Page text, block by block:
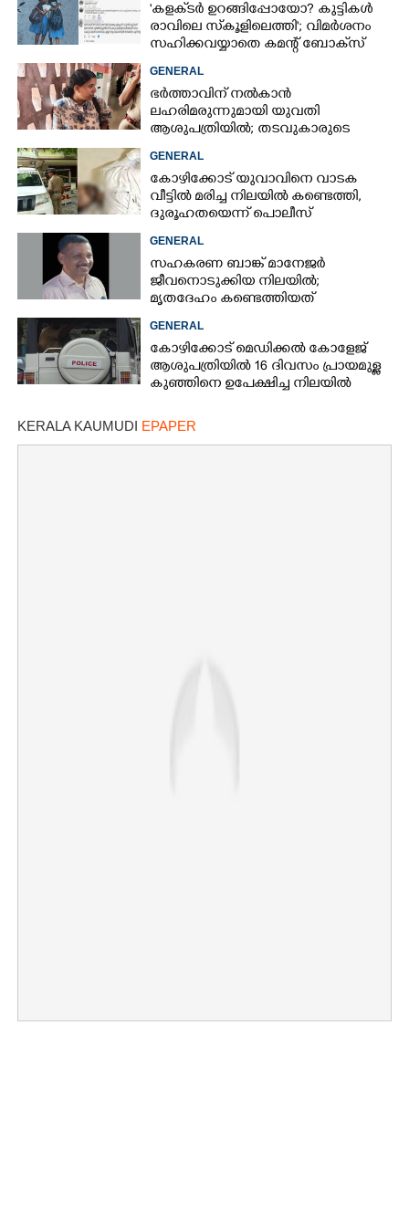
'കളക്‌ടർ ഉറങ്ങിപ്പോയോ? കുട്ടികൾ
രാവിലെ സ്‌കൂളിലെത്തി'; വിമർശനം
സഹിക്കവയ്യാതെ കമന്റ് ബോക്‌സ്
GENERAL
ഭർത്താവിന് നൽകാൻ
ലഹരിമരുന്നുമായി യുവതി
ആശുപത്രിയിൽ; തടവുകാരുടെ
GENERAL
കോഴിക്കോട് യുവാവിനെ വാടക
വീട്ടിൽ മരിച്ച നിലയിൽ കണ്ടെത്തി,
ദുരൂഹതയെന്ന് പൊലീസ്
GENERAL
സഹകരണ ബാങ്ക് മാനേജർ
ജീവനൊടുക്കിയ നിലയിൽ;
മൃതദേഹം കണ്ടെത്തിയത്
GENERAL
കോഴിക്കോട് മെഡിക്കൽ കോളേജ്
ആശുപത്രിയിൽ 16 ദിവസം പ്രായമുള്ള
കുഞ്ഞിനെ ഉപേക്ഷിച്ച നിലയിൽ
KERALA KAUMUDI EPAPER